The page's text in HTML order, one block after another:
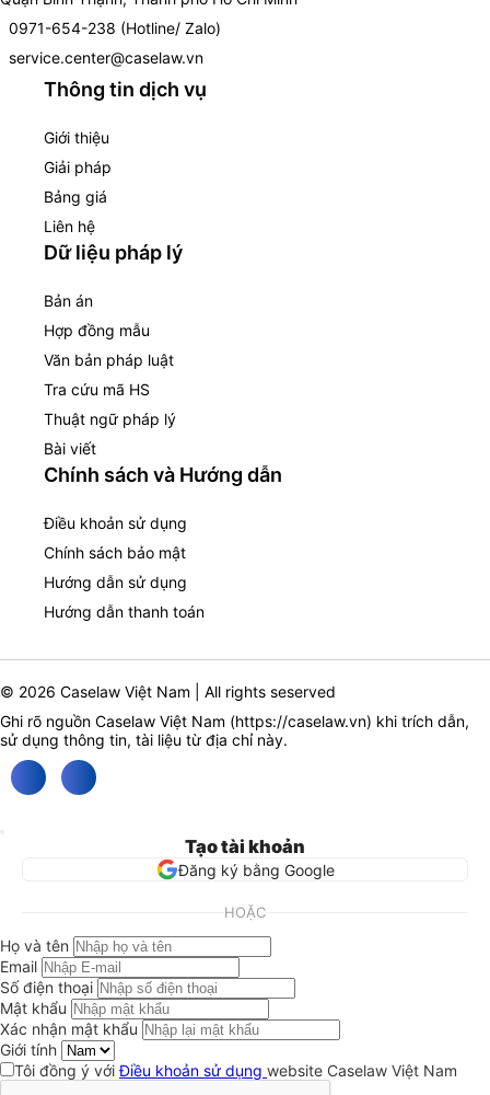
0971-654-238 (Hotline/ Zalo)
service.center@caselaw.vn
Thông tin dịch vụ
Giới thiệu
Giải pháp
Bảng giá
Liên hệ
Dữ liệu pháp lý
Bản án
Hợp đồng mẫu
Văn bản pháp luật
Tra cứu mã HS
Thuật ngữ pháp lý
Bài viết
Chính sách và Hướng dẫn
Điều khoản sử dụng
Chính sách bảo mật
Hướng dẫn sử dụng
Hướng dẫn thanh toán
© 2026 Caselaw Việt Nam | All rights seserved
Ghi rõ nguồn Caselaw Việt Nam (https://caselaw.vn) khi trích dẫn,
sử dụng thông tin, tài liệu từ địa chỉ này.
Tạo tài khoản
Đăng ký bằng Google
HOẶC
Họ và tên
Email
Số điện thoại
Mật khẩu
Xác nhận mật khẩu
Giới tính
Tôi đồng ý vớiĐiều khoản sử dụng website Caselaw Việt Nam